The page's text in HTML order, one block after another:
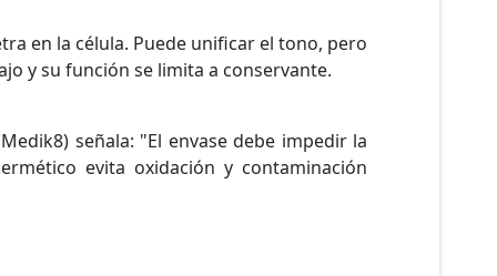
en la célula. Puede unificar el tono, pero
y su función se limita a conservante.
señala: "El envase debe impedir la
evita oxidación y contaminación